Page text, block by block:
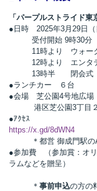
「パープルストライド東
●日時 2025年3月29日（
受付開始 9時30分
11時より ウォーク
12時より エンタテ
13時半 閉会式
●ランチカー ６台
●会場 芝公園4号地広場
港区芝公園3丁目２
●ｱｸｾｽ
https://x.gd/8dWN4
＊都営 御成門駅の
●参加費 （参加賞：オ
ラム
＊ 事前申込の方の